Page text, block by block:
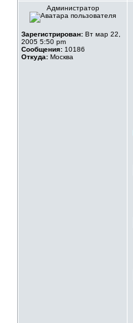
Администратор
Зарегистрирован: Вт мар 22,
2005 5:50 pm
Сообщения: 10186
Откуда: Москва